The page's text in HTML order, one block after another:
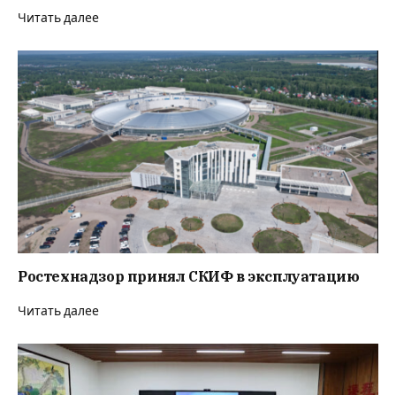
Читать далее
Ростехнадзор принял СКИФ в эксплуатацию
Читать далее